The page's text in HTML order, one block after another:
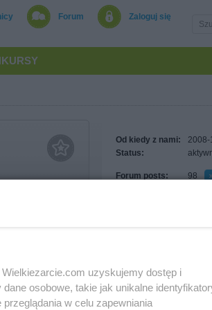
Forum Zaloguj się
Od kiedy z nami:
2008-
Status:
Forum posts:
98
Followers:0
uzyskujemy dostęp i
osobowe, takie jak unikalne
w celu zapewniania